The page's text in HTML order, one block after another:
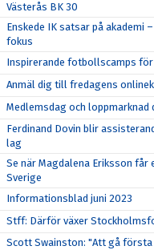
Västerås BK 30
Enskede IK satsar på akademi
fokus
Inspirerande fotbollscamps
Anmäl dig till fredagens
Medlemsdag och loppmarknad
Ferdinand Dovin blir
lag
Se när Magdalena Eriksson får
Sverige
Informationsblad juni 2023
Stff: Därför växer
Scott Swainston: "Att gå